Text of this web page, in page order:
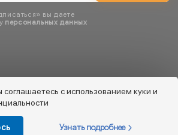
вы даете
персональных данных
соглашаетесь с использованием куки и
Узнать подробнее